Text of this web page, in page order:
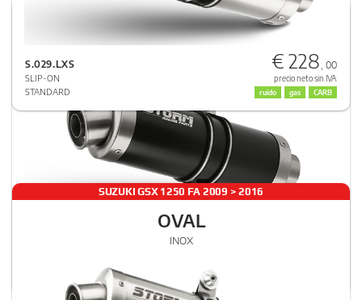
SUZUKI GSX 1250 FA 2009 > 2016
GP
SUZUKI GSX 1250 FA 2009 > 2016
OVAL
INOX
S.029.LXS
SLIP-ON
STANDARD
€ 228 , 00
precio neto sin IVA
ruido gas CARB